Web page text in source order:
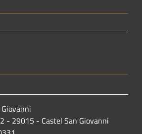
- 29015 - Castel San Giovanni